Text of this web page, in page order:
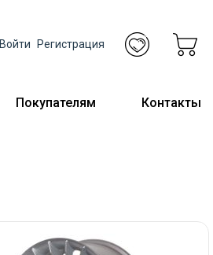
Войти Регистрация
Покупателям Контакты